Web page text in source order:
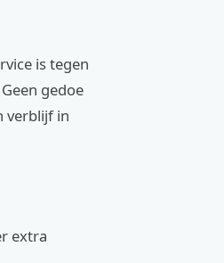
is tegen
gedoe
verblijf in
extra